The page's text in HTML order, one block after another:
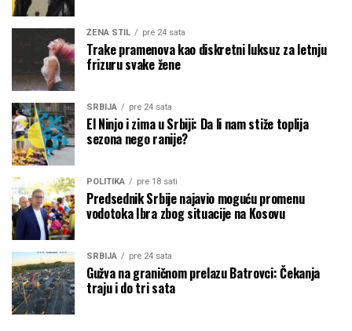
ŽENA STIL pre 24 sata
Trake pramenova kao diskretni luksuz za letnju
frizuru svake žene
SRBIJA pre 24 sata
El Ninjo i zima u Srbiji: Da li nam stiže toplija
sezona nego ranije?
POLITIKA pre 18 sati
Predsednik Srbije najavio moguću promenu
vodotoka Ibra zbog situacije na Kosovu
SRBIJA pre 24 sata
Gužva na graničnom prelazu Batrovci: Čekanja
traju i do tri sata